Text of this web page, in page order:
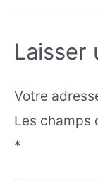
Laisser
Votre
Les champs
*